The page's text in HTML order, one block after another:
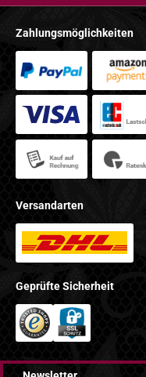
Zahlungsmöglichkeiten
Versandarten
Geprüfte Sicherheit